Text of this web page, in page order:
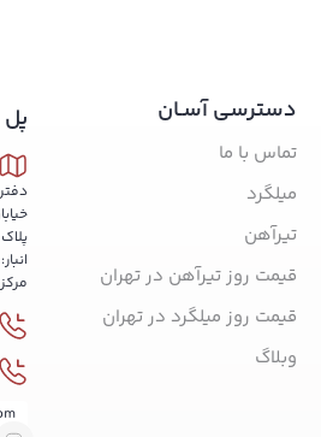
دسترسی آسـان
تماس با ما
میلگرد
تیرآهن
قیمت روز تیرآهن در تهران
قیمت روز میلگرد در تهران
وبلاگ
پلاک 5